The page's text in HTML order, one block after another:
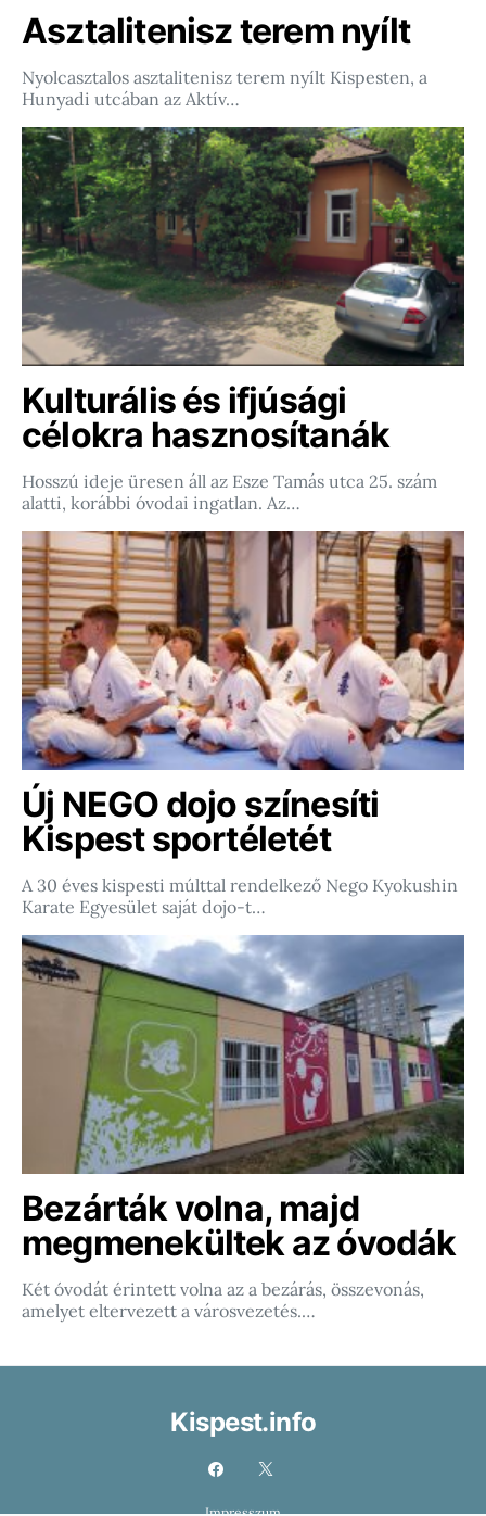
Asztalitenisz terem nyílt
Nyolcasztalos asztalitenisz terem nyílt Kispesten, a
Hunyadi utcában az Aktív…
Kulturális és ifjúsági
célokra hasznosítanák
Hosszú ideje üresen áll az Esze Tamás utca 25. szám
alatti, korábbi óvodai ingatlan. Az…
Új NEGO dojo színesíti
Kispest sportéletét
A 30 éves kispesti múlttal rendelkező Nego Kyokushin
Karate Egyesület saját dojo-t…
Bezárták volna, majd
megmenekültek az óvodák
Két óvodát érintett volna az a bezárás, összevonás,
amelyet eltervezett a városvezetés.…
Kispest.info
Impresszum